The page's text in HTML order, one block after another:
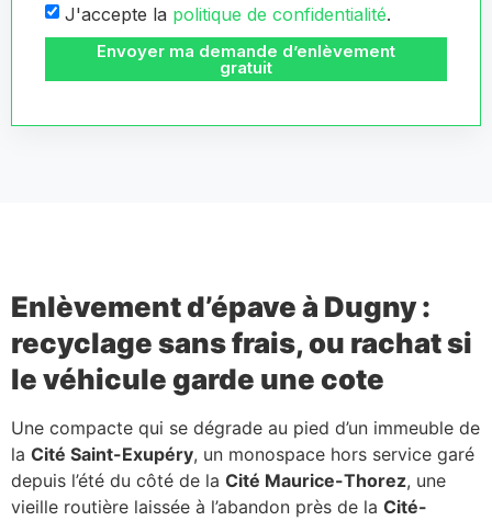
J'accepte la politique de confidentialité.
Envoyer ma demande d’enlèvement
gratuit
Enlèvement d’épave à Dugny :
recyclage sans frais, ou rachat si
le véhicule garde une cote
Une compacte qui se dégrade au pied d’un immeuble de
la Cité Saint-Exupéry, un monospace hors service garé
depuis l’été du côté de la Cité Maurice-Thorez, une
vieille routière laissée à l’abandon près de la Cité-